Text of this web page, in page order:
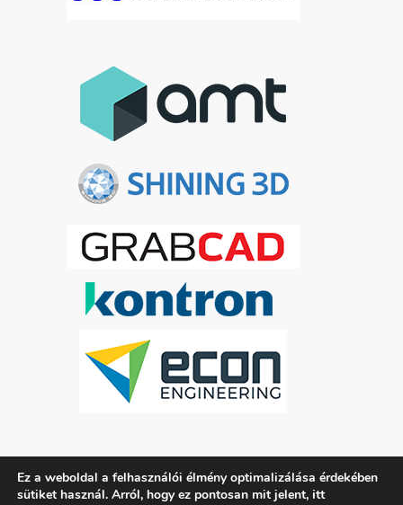
ADATKEZELÉSI TÁJÉKOZTATÓ
Ez a weboldal a felhasználói élmény optimalizálása érdekében
sütiket használ. Arról, hogy ez pontosan mit jelent, itt